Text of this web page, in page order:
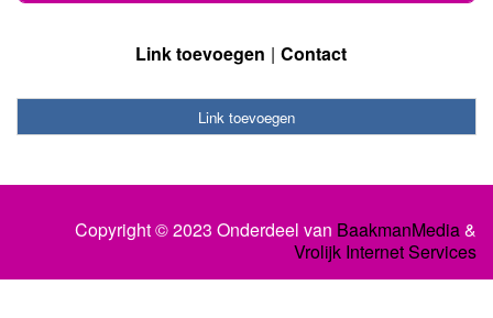
Link toevoegen Contact
Link toevoegen
Copyright © 2023 Onderdeel van BaakmanMedia&
Vrolijk Internet Services